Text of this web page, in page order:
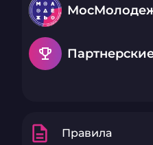
emoji_events
description Правила